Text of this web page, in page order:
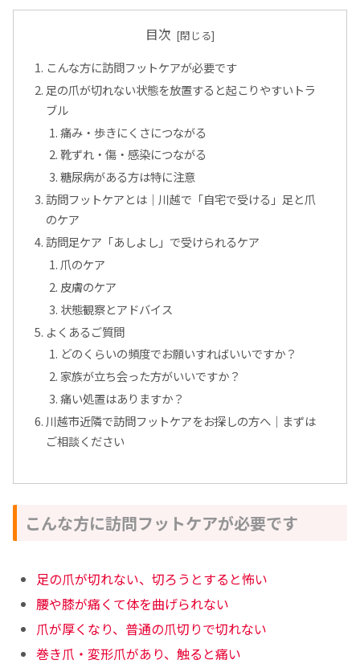
目次
こんな方に訪問フットケアが必要です
足の爪が切れない状態を放置すると起こりやすいトラ
ブル
痛み・歩きにくさにつながる
靴ずれ・傷・感染につながる
糖尿病がある方は特に注意
訪問フットケアとは｜川越で「自宅で受ける」足と爪
のケア
訪問足ケア「あしよし」で受けられるケア
爪のケア
皮膚のケア
状態観察とアドバイス
よくあるご質問
どのくらいの頻度でお願いすればいいですか？
家族が立ち会った方がいいですか？
痛い処置はありますか？
川越市近隣で訪問フットケアをお探しの方へ｜まずは
ご相談ください
こんな方に訪問フットケアが必要です
足の爪が切れない、切ろうとすると怖い
腰や膝が痛くて体を曲げられない
爪が厚くなり、普通の爪切りで切れない
巻き爪・変形爪があり、触ると痛い